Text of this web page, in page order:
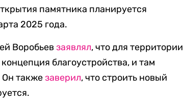
памятника планируется
2025 года.
Воробьевзаявлял, что для территории
благоустройства, и там
Он такжезаверил, что строить новый